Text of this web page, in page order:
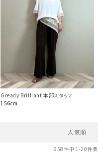
Gready Brilliant 本部スタッフ
156cm
人気順
958 件中 1-20件表示